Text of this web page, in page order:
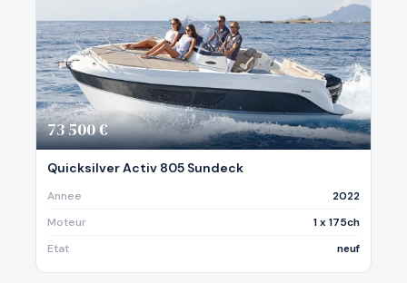
73 500 €
Quicksilver Activ 805 Sundeck
Annee
2022
Moteur
1 x 175ch
Etat
neuf